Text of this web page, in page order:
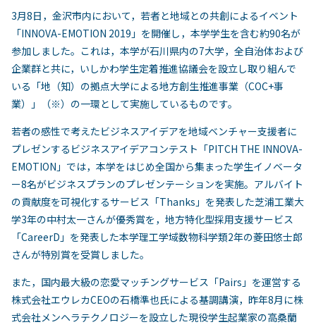
3月8日，金沢市内において，若者と地域との共創によるイベント
「INNOVA-EMOTION 2019」を開催し，本学学生を含む約90名が
参加しました。これは，本学が石川県内の7大学，全自治体および
企業群と共に，いしかわ学生定着推進協議会を設立し取り組んで
いる「地（知）の拠点大学による地方創生推進事業（COC+事
業）」（※）の一環として実施しているものです。
若者の感性で考えたビジネスアイデアを地域ベンチャー支援者に
プレゼンするビジネスアイデアコンテスト「PITCH THE INNOVA-
EMOTION」では，本学をはじめ全国から集まった学生イノベータ
ー8名がビジネスプランのプレゼンテーションを実施。アルバイト
の貢献度を可視化するサービス「Thanks」を発表した芝浦工業大
学3年の中村太一さんが優秀賞を，地方特化型採用支援サービス
「CareerD」を発表した本学理工学域数物科学類2年の菱田悠士郎
さんが特別賞を受賞しました。
また，国内最大級の恋愛マッチングサービス「Pairs」を運営する
株式会社エウレカCEOの石橋準也氏による基調講演，昨年8月に株
式会社メンヘラテクノロジーを設立した現役学生起業家の高桑蘭